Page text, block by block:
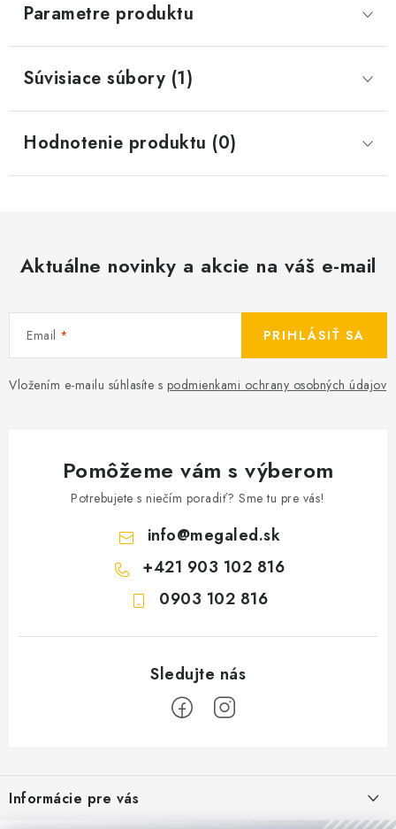
Parametre produktu
Súvisiace súbory (1)
Hodnotenie produktu (0)
Aktuálne novinky a akcie na váš e-mail
Email
Vložením e-mailu súhlasíte s podmienkami ochrany osobných údajov
PRIHLÁSIŤ SA
Pomôžeme vám s výberom
Potrebujete s niečím poradiť? Sme tu pre vás!
info@megaled.sk
+421 903 102 816
0903 102 816
pInformácie pre vás